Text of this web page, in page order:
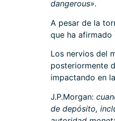
dangerous».
A pesar de la
que ha afirmado
Los nervios del
posteriormente
impactando en
J.P.Morgan:
de depósito,